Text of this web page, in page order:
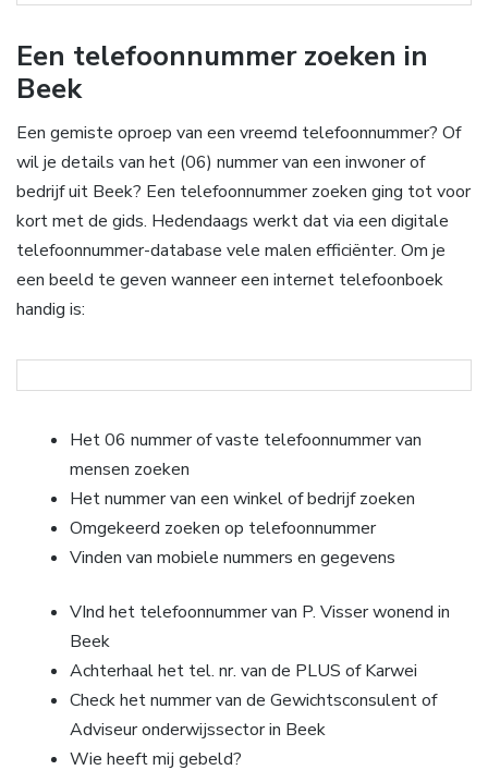
Een telefoonnummer zoeken in
Beek
Een gemiste oproep van een vreemd telefoonnummer? Of
wil je details van het (06) nummer van een inwoner of
bedrijf uit Beek? Een telefoonnummer zoeken ging tot voor
kort met de gids. Hedendaags werkt dat via een digitale
telefoonnummer-database vele malen efficiënter. Om je
een beeld te geven wanneer een internet telefoonboek
handig is:
Het 06 nummer of vaste telefoonnummer van
mensen zoeken
Het nummer van een winkel of bedrijf zoeken
Omgekeerd zoeken op telefoonnummer
Vinden van mobiele nummers en gegevens
VInd het telefoonnummer van P. Visser wonend in
Beek
Achterhaal het tel. nr. van de PLUS of Karwei
Check het nummer van de Gewichtsconsulent of
Adviseur onderwijssector in Beek
Wie heeft mij gebeld?